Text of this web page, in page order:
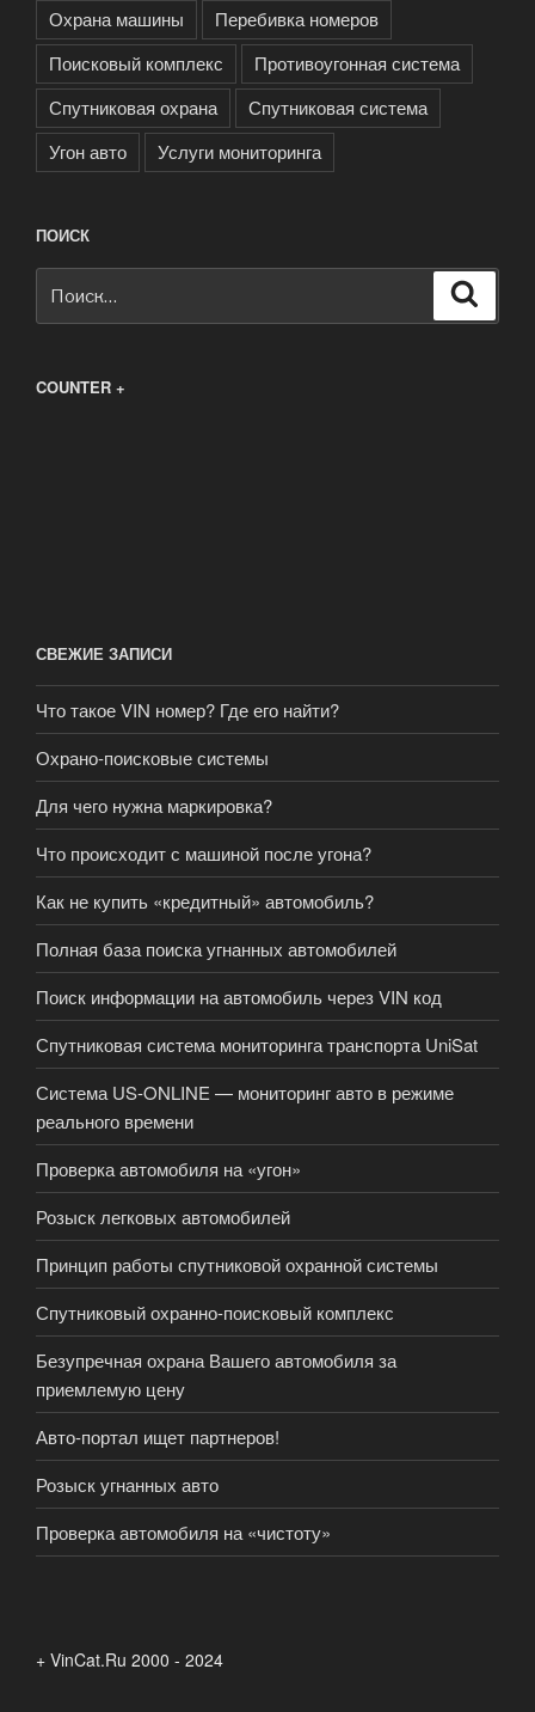
Охрана машины
Перебивка номеров
Поисковый комплекс
Противоугонная система
Спутниковая охрана
Спутниковая система
Угон авто
Услуги мониторинга
ПОИСК
COUNTER +
СВЕЖИЕ ЗАПИСИ
Что такое VIN номер? Где его найти?
Охрано-поисковые системы
Для чего нужна маркировка?
Что происходит с машиной после угона?
Как не купить «кредитный» автомобиль?
Полная база поиска угнанных автомобилей
Поиск информации на автомобиль через VIN код
Спутниковая система мониторинга транспорта UniSat
Система US-ONLINE — мониторинг авто в режиме
реального времени
Проверка автомобиля на «угон»
Розыск легковых автомобилей
Принцип работы спутниковой охранной системы
Спутниковый охранно-поисковый комплекс
Безупречная охрана Вашего автомобиля за
приемлемую цену
Авто-портал ищет партнеров!
Розыск угнанных авто
Проверка автомобиля на «чистоту»
+ VinCat.Ru 2000 - 2024